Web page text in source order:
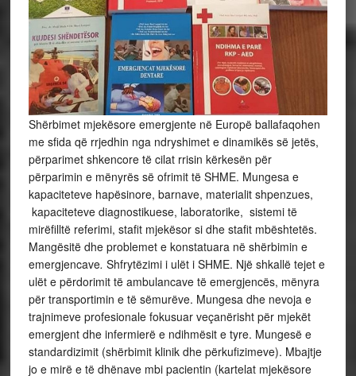
Shërbimet mjekësore emergjente në Europë ballafaqohen
me sfida që rrjedhin nga ndryshimet e dinamikës së jetës,
përparimet shkencore të cilat rrisin kërkesën për
përparimin e mënyrës së ofrimit të SHME. Mungesa e
kapaciteteve hapësinore, barnave, materialit shpenzues,
kapaciteteve diagnostikuese, laboratorike, sistemi të
mirëfilltë referimi, stafit mjekësor si dhe stafit mbështetës.
Mangësitë dhe problemet e konstatuara në shërbimin e
emergjencave. Shfrytëzimi i ulët i SHME. Një shkallë tejet e
ulët e përdorimit të ambulancave të emergjencës, mënyra
për transportimin e të sëmurëve. Mungesa dhe nevoja e
trajnimeve profesionale fokusuar veçanërisht për mjekët
emergjent dhe infermierë e ndihmësit e tyre. Mungesë e
standardizimit (shërbimit klinik dhe përkufizimeve). Mbajtje
jo e mirë e të dhënave mbi pacientin (kartelat mjekësore